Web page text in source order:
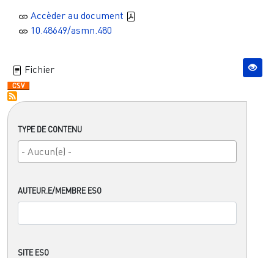
TYPE DE CONTENU
AUTEUR.E/MEMBRE ESO
SITE ESO
Accèder au document
10.48649/asmn.480
Fichier